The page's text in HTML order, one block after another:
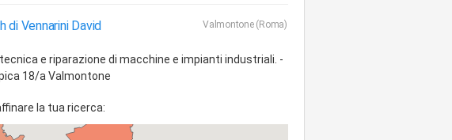
di Vennarini David
Valmontone (Roma)
e riparazione di macchine e impianti industriali. -
18/a Valmontone
la tua ricerca: